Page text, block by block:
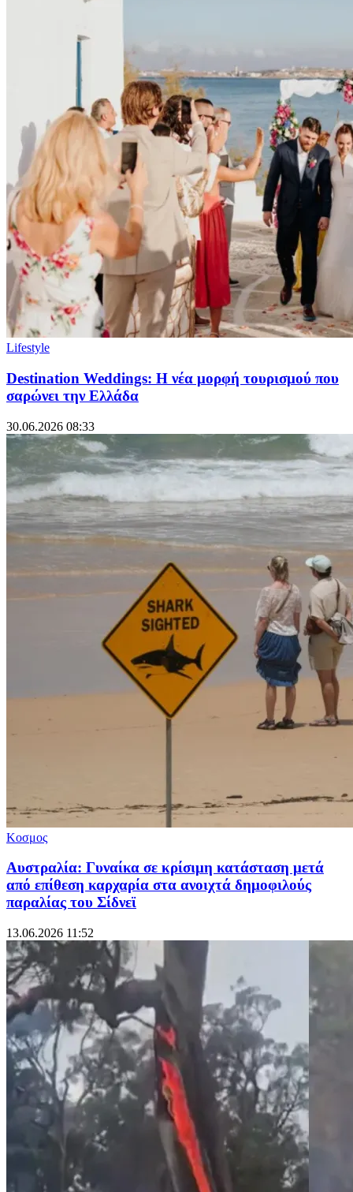
Lifestyle
Destination Weddings: Η νέα μορφή τουρισμού που
σαρώνει την Ελλάδα
30.06.2026 08:33
Κοσμος
Αυστραλία: Γυναίκα σε κρίσιμη κατάσταση μετά
από επίθεση καρχαρία στα ανοιχτά δημοφιλούς
παραλίας του Σίδνεϊ
13.06.2026 11:52